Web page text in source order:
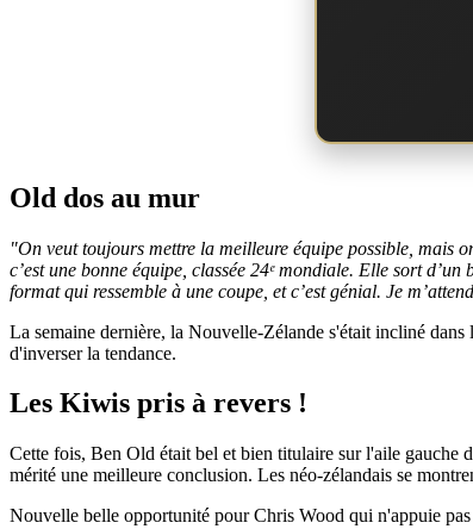
Old dos au mur
"On veut toujours mettre la meilleure équipe possible, mais
c’est une bonne équipe, classée 24ᵉ mondiale. Elle sort
format qui ressemble à une coupe, et c’est génial. Je
La semaine dernière, la Nouvelle-Zélande s'était incliné
d'inverser la tendance.
Les Kiwis pris à revers !
Cette fois, Ben Old était bel et bien titulaire sur l'aile gauche
mérité une meilleure conclusion. Les néo-zélandais se
Nouvelle belle opportunité pour Chris Wood qui n'appuie